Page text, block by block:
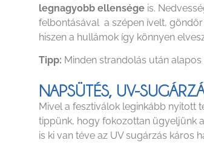
legnagyobb ellenségeis.
felbontásával a szépen ívelt,
hiszen a hullámok így könnyen
Tipp: Minden strandolás után
NAPSÜTÉS, UV-
Mivel a fesztiválok leginkább nyitott
tippünk, hogy fokozottan ügyeljünk
is ki van téve az UV sugárzás káros